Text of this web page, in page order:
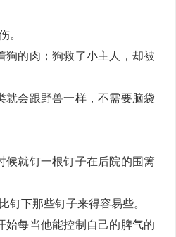
。
狗的肉；狗救了小主人，却被
就会跟野兽一样，不需要脑袋
候就钉一根钉子在后院的围篱
钉下那些钉子来得容易些。
始每当他能控制自己的脾气的